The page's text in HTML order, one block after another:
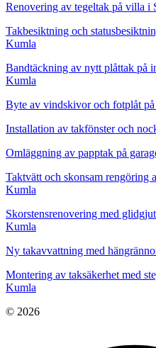
Renovering av tegeltak på villa i
Takbesiktning och
Kumla
Bandtäckning av nytt plåttak på
Kumla
Byte av vindskivor och fotplåt
Installation av takfönster och
Omläggning av papptak på
Taktvätt och skonsam rengöring
Kumla
Skorstensrenovering med
Kumla
Ny takavvattning med
Montering av taksäkerhet med
Kumla
© 2026